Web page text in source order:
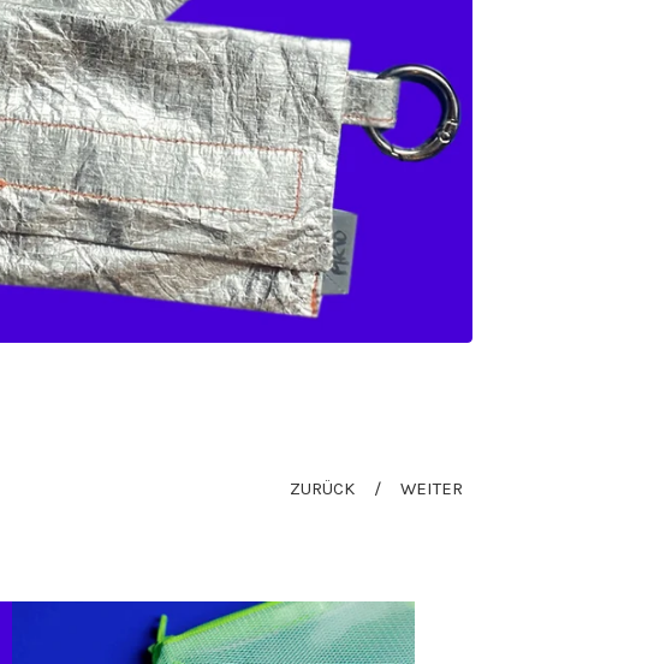
ZURÜCK WEITER